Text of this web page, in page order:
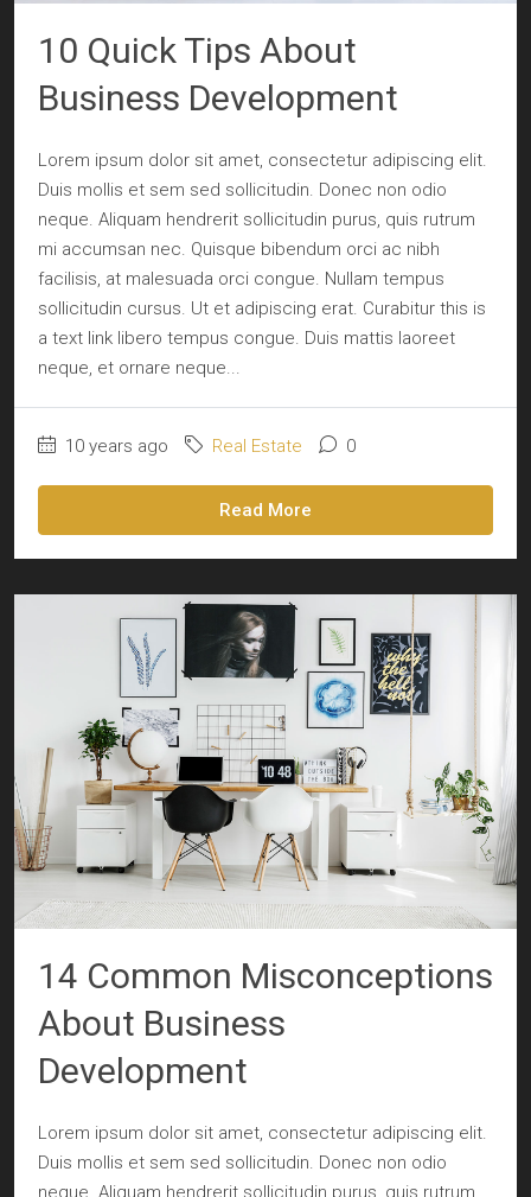
10 Quick Tips About
Business Development
Lorem ipsum dolor sit amet, consectetur adipiscing elit.
Duis mollis et sem sed sollicitudin. Donec non odio
neque. Aliquam hendrerit sollicitudin purus, quis rutrum
mi accumsan nec. Quisque bibendum orci ac nibh
facilisis, at malesuada orci congue. Nullam tempus
sollicitudin cursus. Ut et adipiscing erat. Curabitur this is
a text link libero tempus congue. Duis mattis laoreet
neque, et ornare neque...
10 years ago Real Estate 0
Read More
14 Common Misconceptions
About Business
Development
Lorem ipsum dolor sit amet, consectetur adipiscing elit.
Duis mollis et sem sed sollicitudin. Donec non odio
neque. Aliquam hendrerit sollicitudin purus, quis rutrum